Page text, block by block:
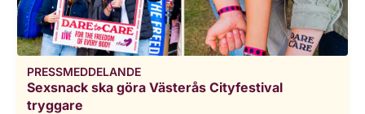
PRESSMEDDELANDE
Sexsnack ska göra Västerås Cityfestival
tryggare